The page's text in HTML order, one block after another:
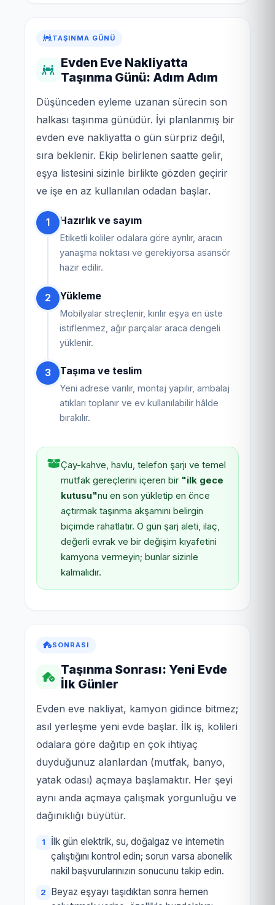
TAŞINMA GÜNÜ
Evden Eve Nakliyatta
Taşınma Günü: Adım Adım
Düşünceden eyleme uzanan sürecin son
halkası taşınma günüdür. İyi planlanmış bir
evden eve nakliyatta o gün sürpriz değil,
sıra beklenir. Ekip belirlenen saatte gelir,
eşya listesini sizinle birlikte gözden geçirir
ve işe en az kullanılan odadan başlar.
1 Hazırlık ve sayım
Etiketli koliler odalara göre ayrılır, aracın
yanaşma noktası ve gerekiyorsa asansör
hazır edilir.
2 Yükleme
Mobilyalar streçlenir, kırılır eşya en üste
istiflenmez, ağır parçalar araca dengeli
yüklenir.
3 Taşıma ve teslim
Yeni adrese varılır, montaj yapılır, ambalaj
atıkları toplanır ve ev kullanılabilir hâlde
bırakılır.
Çay-kahve, havlu, telefon şarjı ve temel
mutfak gereçlerini içeren bir "ilk gece
kutusu"nu en son yükletip en önce
açtırmak taşınma akşamını belirgin
biçimde rahatlatır. O gün şarj aleti, ilaç,
değerli evrak ve bir değişim kıyafetini
kamyona vermeyin; bunlar sizinle
kalmalıdır.
SONRASI
Taşınma Sonrası: Yeni Evde
İlk Günler
Evden eve nakliyat, kamyon gidince bitmez;
asıl yerleşme yeni evde başlar. İlk iş, kolileri
odalara göre dağıtıp en çok ihtiyaç
duyduğunuz alanlardan (mutfak, banyo,
yatak odası) açmaya başlamaktır. Her şeyi
aynı anda açmaya çalışmak yorgunluğu ve
dağınıklığı büyütür.
İlk gün elektrik, su, doğalgaz ve internetin
çalıştığını kontrol edin; sorun varsa abonelik
nakil başvurularınızın sonucunu takip edin.
Beyaz eşyayı taşıdıktan sonra hemen